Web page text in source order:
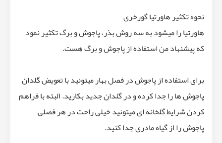
نحوه تکثیر هاورتیا گورخری
هاورتیا را میشود به سه روش بذر، پاجوش و برگ تکثیر نمود
که پیشنهاد من استفاده از پاجوش و برگ هست.
برای استفاده از پاجوش در فصل بهار میتونید با تعویض گلدان
پاجوش ها را جدا کرده و در گلدان جدید بکارید. البته با فراهم
کردن شرایط گلخانه ای میتونید خیلی راحت در هر فصلی
پاجوش را از گیاه مادری جدا کنید.